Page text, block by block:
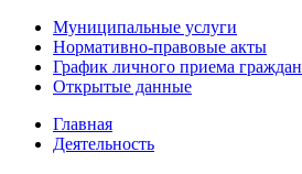
Муниципальные услуги
Нормативно-правовые акты
График личного приема граждан
Открытые данные
Главная
Деятельность